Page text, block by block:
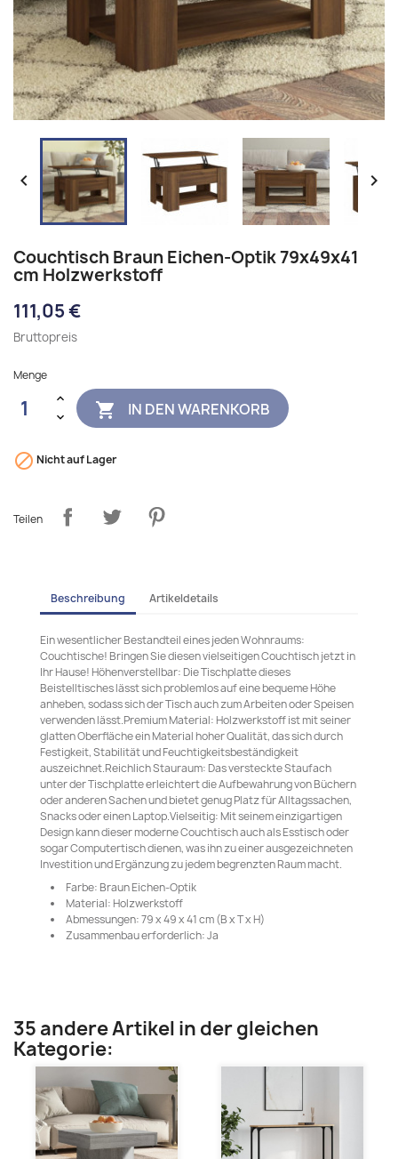
 
Couchtisch Braun Eichen-Optik 79x49x41
cm Holzwerkstoff
111,05 €
Bruttopreis
Menge
 IN DEN WARENKORB
 Nicht auf Lager
Teilen
Beschreibung Artikeldetails
Ein wesentlicher Bestandteil eines jeden Wohnraums:
Couchtische! Bringen Sie diesen vielseitigen Couchtisch jetzt in
Ihr Hause! Höhenverstellbar: Die Tischplatte dieses
Beistelltisches lässt sich problemlos auf eine bequeme Höhe
anheben, sodass sich der Tisch auch zum Arbeiten oder Speisen
verwenden lässt.Premium Material: Holzwerkstoff ist mit seiner
glatten Oberfläche ein Material hoher Qualität, das sich durch
Festigkeit, Stabilität und Feuchtigkeitsbeständigkeit
auszeichnet.Reichlich Stauraum: Das versteckte Staufach
unter der Tischplatte erleichtert die Aufbewahrung von Büchern
oder anderen Sachen und bietet genug Platz für Alltagssachen,
Snacks oder einen Laptop.Vielseitig: Mit seinem einzigartigen
Design kann dieser moderne Couchtisch auch als Esstisch oder
sogar Computertisch dienen, was ihn zu einer ausgezeichneten
Investition und Ergänzung zu jedem begrenzten Raum macht.
Farbe: Braun Eichen-Optik
Material: Holzwerkstoff
Abmessungen: 79 x 49 x 41 cm (B x T x H)
Zusammenbau erforderlich: Ja
35 andere Artikel in der gleichen
Kategorie: